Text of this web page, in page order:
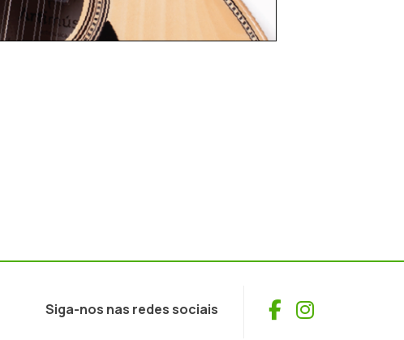
Siga-nos nas redes sociais Facebook
Instagram